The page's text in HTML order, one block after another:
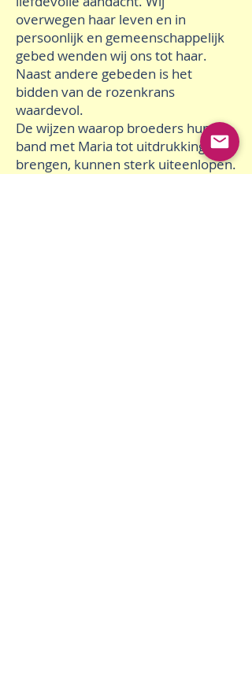
overwegen haar leven en in
persoonlijk en gemeenschappelijk
gebed wenden wij ons tot haar.
Naast andere gebeden is het
bidden van de rozenkrans
waardevol.
De wijzen waarop broeders hun
band met Maria tot uitdrukking
brengen, kunnen sterk uiteenlopen.